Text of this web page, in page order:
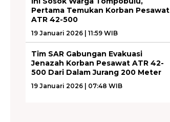
Pertama Temukan Korban Pesawat
ATR 42-500
19 Januari 2026 | 11:59 WIB
Tim SAR Gabungan Evakuasi
Jenazah Korban Pesawat ATR 42-
500 Dari Dalam Jurang 200 Meter
19 Januari 2026 | 07:48 WIB